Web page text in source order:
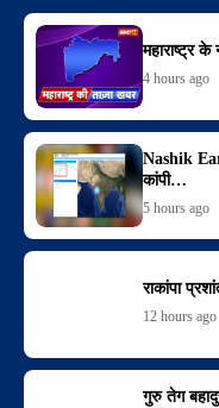
महाराष्ट्र
4 hours ago
Nashik
कांपी…
5 hours ago
राकांपा
12 hours ago
गुरु तेग